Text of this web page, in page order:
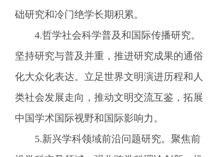
础研究和冷门绝学长期积累。
4.哲学社会科学普及和国际传播研究。
坚持研究与普及并重，推进研究成果的通俗
化大众化表达。立足世界文明演进历程和人
类社会发展走向，推动文明交流互鉴，拓展
中国学术国际视野和国际影响力。
5.新兴学科领域前沿问题研究。聚焦前